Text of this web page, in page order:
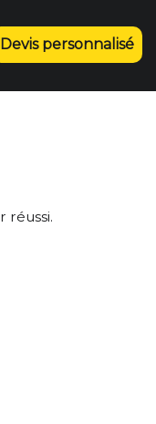
Devis personnalisé
réussi.